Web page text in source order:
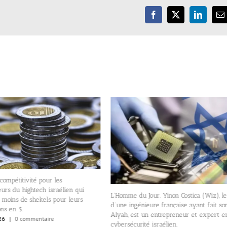
Facebook
X LinkedIn
pour les
du hightech israélien qui
de shekels pour leurs
en $.
| 0 commentaire
L’Homme du Jour. Yinon Costica (Wiz),
d’une ingénieure française ayant fait
Alyah, est un entrepreneur et expert
cybersécurité israélien.